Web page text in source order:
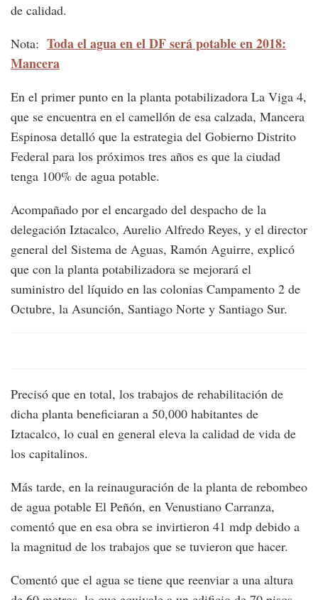
de calidad.
Nota: Toda el agua en el DF será potable en 2018:
Mancera
En el primer punto en la planta potabilizadora La Viga 4,
que se encuentra en el camellón de esa calzada, Mancera
Espinosa detalló que la estrategia del Gobierno Distrito
Federal para los próximos tres años es que la ciudad
tenga 100% de agua potable.
Acompañado por el encargado del despacho de la
delegación Iztacalco, Aurelio Alfredo Reyes, y el director
general del Sistema de Aguas, Ramón Aguirre, explicó
que con la planta potabilizadora se mejorará el
suministro del líquido en las colonias Campamento 2 de
Octubre, la Asunción, Santiago Norte y Santiago Sur.
Precisó que en total, los trabajos de rehabilitación de
dicha planta beneficiaran a 50,000 habitantes de
Iztacalco, lo cual en general eleva la calidad de vida de
los capitalinos.
Más tarde, en la reinauguración de la planta de rebombeo
de agua potable El Peñón, en Venustiano Carranza,
comentó que en esa obra se invirtieron 41 mdp debido a
la magnitud de los trabajos que se tuvieron que hacer.
Comentó que el agua se tiene que reenviar a una altura